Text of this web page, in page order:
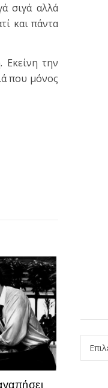
σιγά αλλά
και πάντα
Εκείνη την
που μόνος